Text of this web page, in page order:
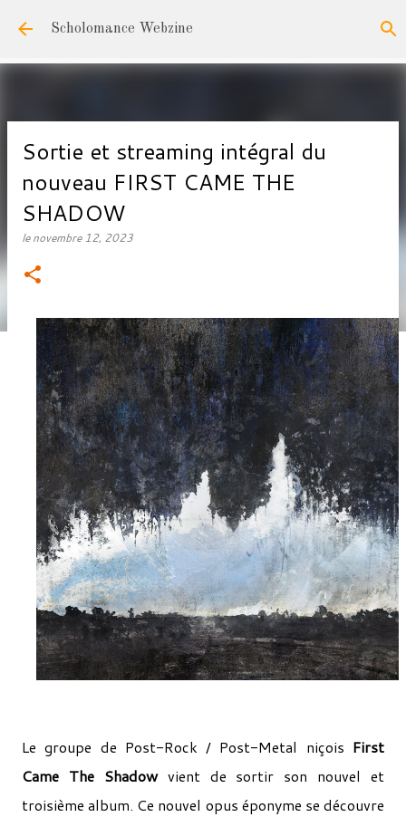
Accéder au contenu principal
Scholomance Webzine
Sortie et streaming intégral du
nouveau FIRST CAME THE
SHADOW
lenovembre 12, 2023
Le groupe de Post-Rock / Post-Metal niçois First
Came The Shadowvient de sortir son nouvel et
troisième album. Ce nouvel opus éponyme se découvre